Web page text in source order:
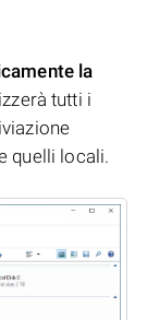
la
tutti i
quelli locali.